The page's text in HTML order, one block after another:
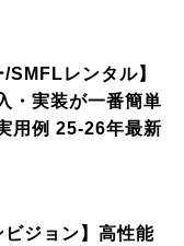
SMFLレンタル】
・実装が一番簡単
用例 25-26年最新
ビジョン】高性能